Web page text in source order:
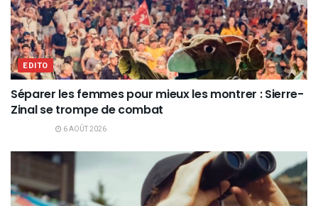
EDITO
Séparer les femmes pour mieux les montrer : Sierre-
Zinal se trompe de combat
6 AOÛT 2026